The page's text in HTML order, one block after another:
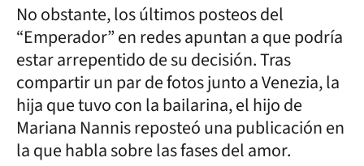
No obstante, los últimos posteos del
“Emperador” en redes apuntan a que podría
estar arrepentido de su decisión. Tras
compartir un par de fotos junto a Venezia, la
hija que tuvo con la bailarina, el hijo de
Mariana Nannis reposteó una publicación en
la que habla sobre las fases del amor.